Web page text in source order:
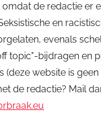
de redactie er
en
evenals
topic"-bijdragen en
(deze website is
de redactie? Mail